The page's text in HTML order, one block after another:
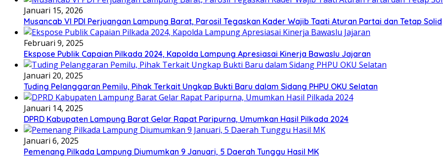
Januari 15, 2026
Musancab VI PDI Perjuangan Lampung Barat, Parosil Tegaskan Kader Wajib Taati Aturan Partai dan Tetap Solid
Februari 9, 2025
Ekspose Publik Capaian Pilkada 2024, Kapolda Lampung Apresiasai Kinerja Bawaslu Jajaran
Januari 20, 2025
Tuding Pelanggaran Pemilu, Pihak Terkait Ungkap Bukti Baru dalam Sidang PHPU OKU Selatan
Januari 14, 2025
DPRD Kabupaten Lampung Barat Gelar Rapat Paripurna, Umumkan Hasil Pilkada 2024
Januari 6, 2025
Pemenang Pilkada Lampung Diumumkan 9 Januari, 5 Daerah Tunggu Hasil MK